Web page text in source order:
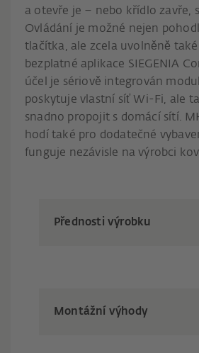
a otevře je – nebo křídlo zavře,
Ovládání je možné nejen
tlačítka, ale zcela uvolněně
bezplatné aplikace SIEGENIA
účel je sériově integrován
poskytuje vlastní síť Wi-Fi, ale
snadno propojit s domácí sítí.
hodí také pro dodatečné
funguje nezávisle na výrobci
Přednosti výrobku
Montážní výhody